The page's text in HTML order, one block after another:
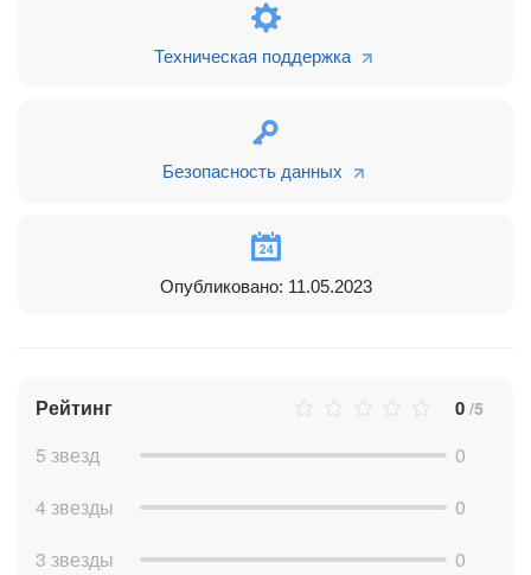
В создаваемых сделках содержится полная информация о
предмет договора
начальная максимальная цена
Техническая поддержка
Безопасность данных
Опубликовано: 11.05.2023
Рейтинг 0 /5
5 звезд
0
4 звезды
0
3 звезды
0